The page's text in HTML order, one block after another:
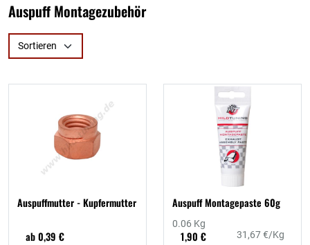
Auspuff Montagezubehör
Sortieren
Auspuffmutter - Kupfermutter
ab 0,39 €
Auspuff Montagepaste 60g
1,90 € 31,67 €/Kg
0.06 Kg